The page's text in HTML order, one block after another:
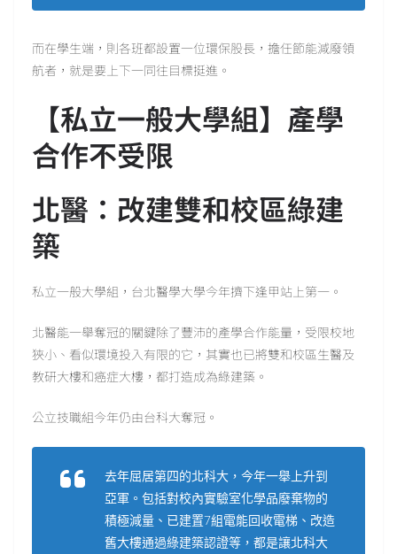
而在學生端，則各班都設置一位環保股長，擔任節能減廢領
航者，就是要上下一同往目標挺進。
【私立一般大學組】產學
合作不受限
北醫：改建雙和校區綠建
築
私立一般大學組，台北醫學大學今年擠下逢甲站上第一。
北醫能一舉奪冠的關鍵除了豐沛的產學合作能量，受限校地
狹小、看似環境投入有限的它，其實也已將雙和校區生醫及
教研大樓和癌症大樓，都打造成為綠建築。
公立技職組今年仍由台科大奪冠。
去年屈居第四的北科大，今年一舉上升到
亞軍。包括對校內實驗室化學品廢棄物的
積極減量、已建置7組電能回收電梯、改造
舊大樓通過綠建築認證等，都是讓北科大